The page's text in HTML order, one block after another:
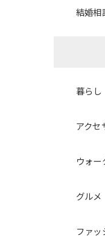
結婚相
暮らし
アクセ
ウォー
グルメ
ファッ